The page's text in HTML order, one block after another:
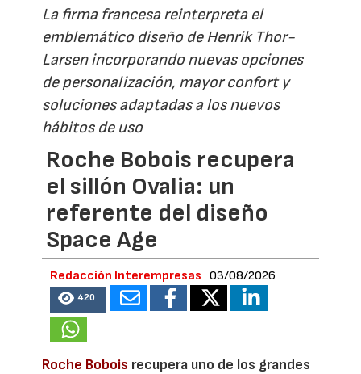
La firma francesa reinterpreta el
emblemático diseño de Henrik Thor-
Larsen incorporando nuevas opciones
de personalización, mayor confort y
soluciones adaptadas a los nuevos
hábitos de uso
Roche Bobois recupera
el sillón Ovalia: un
referente del diseño
Space Age
Redacción Interempresas 03/08/2026
420
Roche Bobois recupera uno de los grandes